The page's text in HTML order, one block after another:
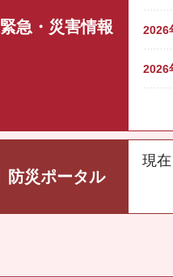
緊急・災害情報 2026
2026
防災ポータル
現